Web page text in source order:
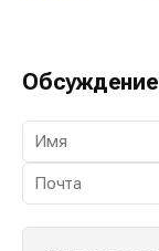
Обсуждение